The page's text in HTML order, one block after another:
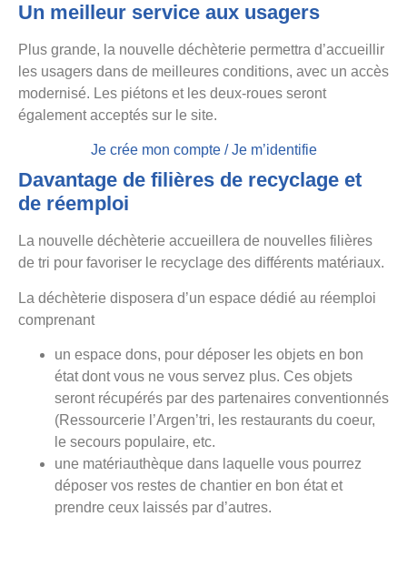
Un meilleur service aux usagers
Plus grande, la nouvelle déchèterie permettra d’accueillir
les usagers dans de meilleures conditions, avec un accès
modernisé. Les piétons et les deux-roues seront
également acceptés sur le site.
Je crée mon compte / Je m’identifie
Davantage de filières de recyclage et
de réemploi
La nouvelle déchèterie accueillera de nouvelles filières
de tri pour favoriser le recyclage des différents matériaux.
La déchèterie disposera d’un espace dédié au réemploi
comprenant
un espace dons, pour déposer les objets en bon
état dont vous ne vous servez plus. Ces objets
seront récupérés par des partenaires conventionnés
(Ressourcerie l’Argen’tri, les restaurants du coeur,
le secours populaire, etc.
une matériauthèque dans laquelle vous pourrez
déposer vos restes de chantier en bon état et
prendre ceux laissés par d’autres.